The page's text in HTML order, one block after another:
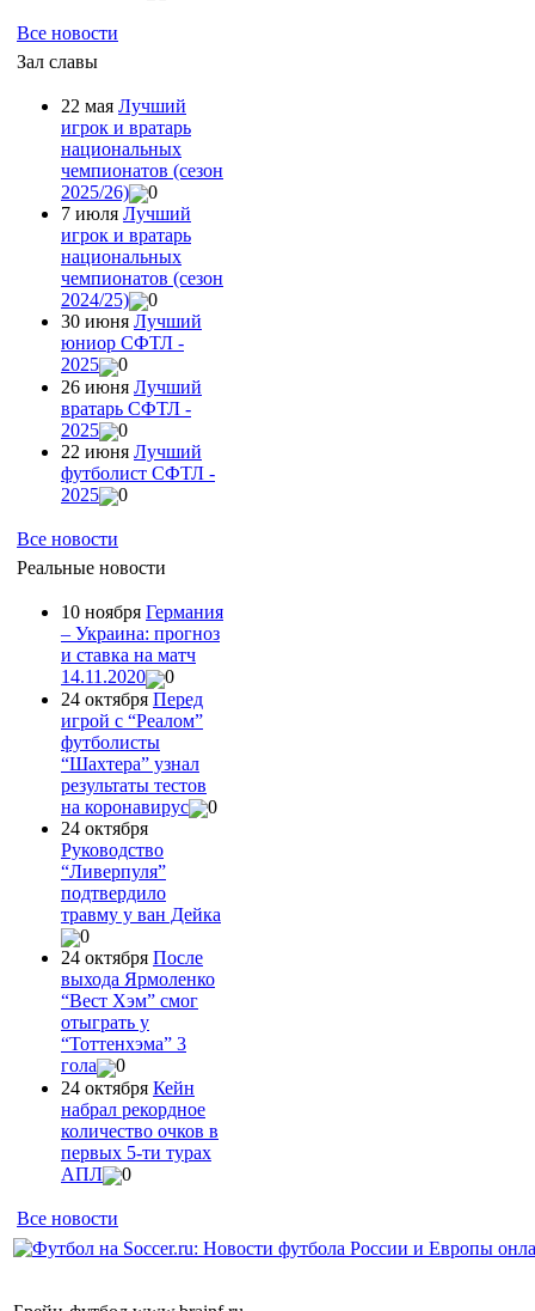
Все новости
Зал славы
22 мая Лучший
игрок и вратарь
национальных
чемпионатов (сезон
2025/26)
0
7 июля Лучший
игрок и вратарь
национальных
чемпионатов (сезон
2024/25)
0
30 июня Лучший
юниор СФТЛ -
2025
0
26 июня Лучший
вратарь СФТЛ -
2025
0
22 июня Лучший
футболист СФТЛ -
2025
0
Все новости
Реальные новости
10 ноября Германия
– Украина: прогноз
и ставка на матч
14.11.2020
0
24 октября Перед
игрой с “Реалом”
футболисты
“Шахтера” узнал
результаты тестов
на коронавирус
0
24 октября
Руководство
“Ливерпуля”
подтвердило
травму у ван Дейка
0
24 октября После
выхода Ярмоленко
“Вест Хэм” смог
отыграть у
“Тоттенхэма” 3
гола
0
24 октября Кейн
набрал рекордное
количество очков в
первых 5-ти турах
АПЛ
0
Все новости